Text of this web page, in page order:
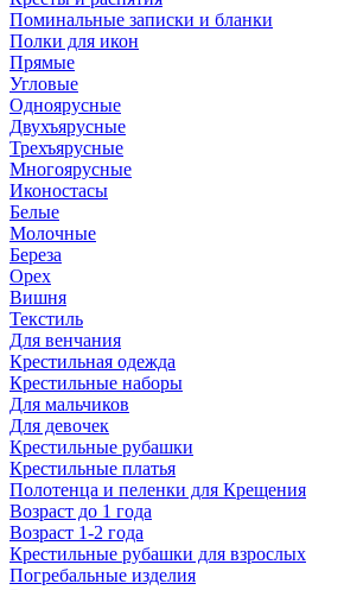
Поминальные записки и бланки
Полки для икон
Прямые
Угловые
Одноярусные
Двухъярусные
Трехъярусные
Многоярусные
Иконостасы
Белые
Молочные
Береза
Орех
Вишня
Текстиль
Для венчания
Крестильная одежда
Крестильные наборы
Для мальчиков
Для девочек
Крестильные рубашки
Крестильные платья
Полотенца и пеленки для Крещения
Возраст до 1 года
Возраст 1-2 года
Крестильные рубашки для взрослых
Погребальные изделия